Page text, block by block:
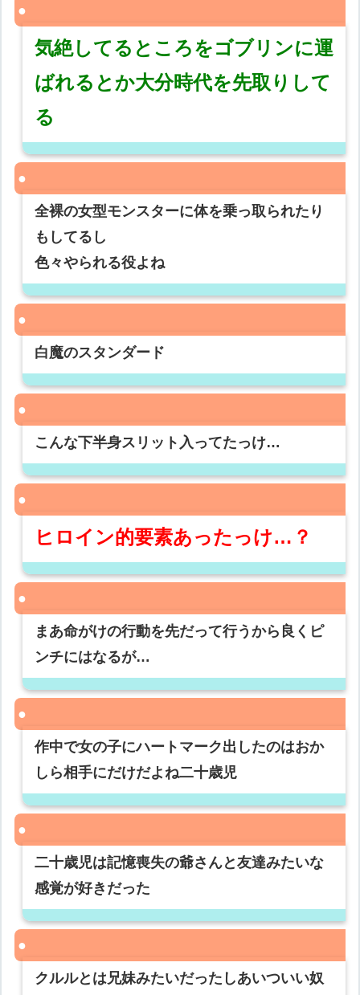
気絶してるところをゴブリンに運
ばれるとか大分時代を先取りして
る
全裸の女型モンスターに体を乗っ取られたり
もしてるし
色々やられる役よね
白魔のスタンダード
こんな下半身スリット入ってたっけ…
ヒロイン的要素あったっけ…？
まあ命がけの行動を先だって行うから良くピ
ンチにはなるが…
作中で女の子にハートマーク出したのはおか
しら相手にだけだよね二十歳児
二十歳児は記憶喪失の爺さんと友達みたいな
感覚が好きだった
クルルとは兄妹みたいだったしあいついい奴